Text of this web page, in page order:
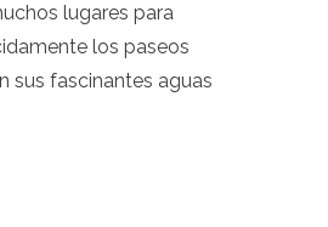
lugares para
los paseos
sus fascinantes aguas